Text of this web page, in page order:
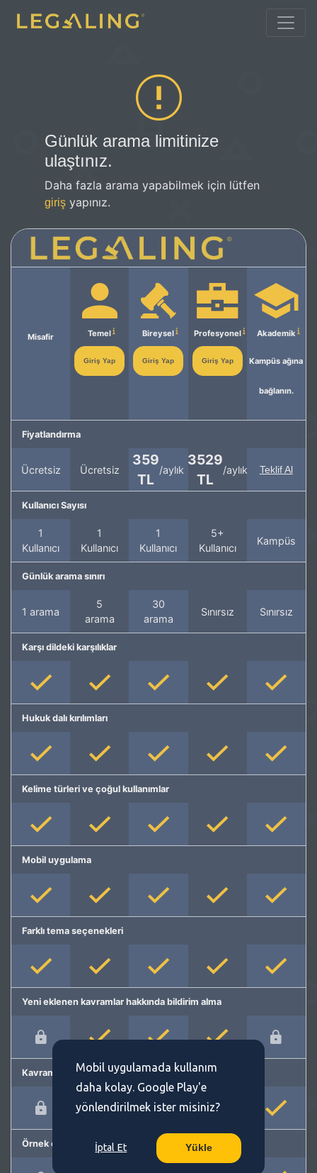
Günlük arama limitinize
ulaştınız.
Daha fazla arama yapabilmek için lütfen
giriş yapınız.
Misafir Temel
Giriş Yap
Bireysel
Giriş Yap
Profesyonel
Giriş Yap
Akademik
Kampüs ağına
bağlanın.
Fiyatlandırma
Ücretsiz Ücretsiz
359
TL
/aylık
3529
TL
/aylık Teklif Al
Kullanıcı Sayısı
1
Kullanıcı
1
Kullanıcı
1
Kullanıcı
5+
Kullanıcı
Kampüs
Günlük arama sınırı
1 arama
5
arama
30
arama
Sınırsız Sınırsız
Karşı dildeki karşılıklar
Hukuk dalı kırılımları
Kelime türleri ve çoğul kullanımlar
Mobil uygulama
Farklı tema seçenekleri
Yeni eklenen kavramlar hakkında bildirim alma
Kavram önerme
Örnek cümleler
Mobil uygulamada kullanım
daha kolay. Google Play'e
yönlendirilmek ister misiniz?
İptal Et Yükle